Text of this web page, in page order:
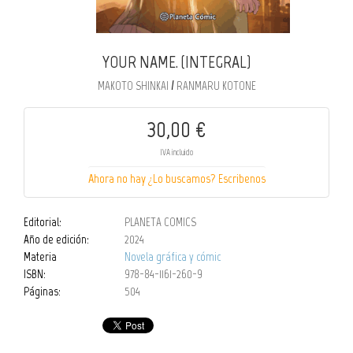
YOUR NAME. (INTEGRAL)
MAKOTO SHINKAI / RANMARU KOTONE
30,00 €
IVA incluido
Ahora no hay ¿Lo buscamos? Escribenos
Editorial:
PLANETA COMICS
Año de edición:
2024
Materia
Novela gráfica y cómic
ISBN:
978-84-1161-260-9
Páginas:
504